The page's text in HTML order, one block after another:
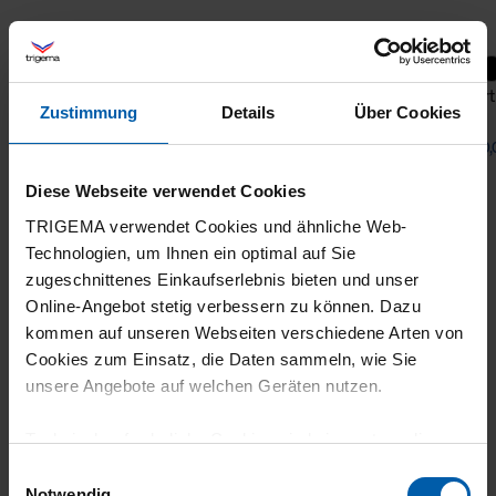
Zustimmung Details Über Cookies
Diese Webseite verwendet Cookies
TRIGEMA verwendet Cookies und ähnliche Web-
Technologien, um Ihnen ein optimal auf Sie
zugeschnittenes Einkaufserlebnis bieten und unser
Online-Angebot stetig verbessern zu können. Dazu
kommen auf unseren Webseiten verschiedene Arten von
Cookies zum Einsatz, die Daten sammeln, wie Sie
unsere Angebote auf welchen Geräten nutzen.
Technisch erforderliche Cookies sind eine notwendige
grundlegende Funktionen wie etwa zur Auswahl und
ab 114,00 € 1 ab
Klimaneutraler
Familienunternehmen